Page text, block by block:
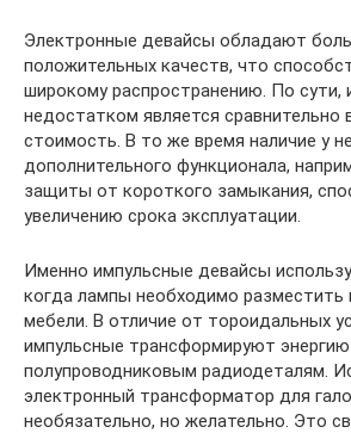
Электронные девайсы обладают
положительных качеств, что
широкому распространению. По сути,
недостатком является сравнительно
стоимость. В то же время наличие у
дополнительного функционала,
защиты от короткого замыкания,
увеличению срока эксплуатации.
Именно импульсные девайсы
когда лампы необходимо разместить
мебели. В отличие от тороидальных
импульсные трансформируют энергию
полупроводниковым радиодеталям.
электронный трансформатор для
необязательно, но желательно. Это